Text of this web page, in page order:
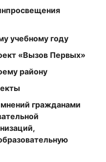
учебному году
«Вызов Первых»
району
гражданами